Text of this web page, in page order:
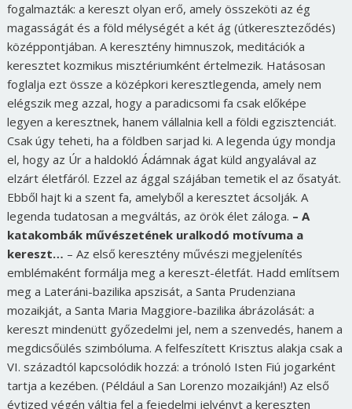
fogalmazták: a kereszt olyan erő, amely összeköti az ég
magasságát és a föld mélységét a két ág (útkereszteződés)
középpontjában. A keresztény himnuszok, meditációk a
keresztet kozmikus misztériumként értelmezik. Hatásosan
foglalja ezt össze a középkori keresztlegenda, amely nem
elégszik meg azzal, hogy a paradicsomi fa csak előképe
legyen a keresztnek, hanem vállalnia kell a földi egzisztenciát.
Csak úgy teheti, ha a földben sarjad ki. A legenda úgy mondja
el, hogy az Úr a haldokló Ádámnak ágat küld angyalával az
elzárt életfáról. Ezzel az ággal szájában temetik el az ősatyát.
Ebből hajt ki a szent fa, amelyből a keresztet ácsolják. A
legenda tudatosan a megváltás, az örök élet záloga. – A
katakombák művészetének uralkodó motívuma a
kereszt… – Az első keresztény művészi megjelenítés
emblémaként formálja meg a kereszt-életfát. Hadd említsem
meg a Lateráni-bazilika apszisát, a Santa Prudenziana
mozaikját, a Santa Maria Maggiore-bazilika ábrázolását: a
kereszt mindenütt győzedelmi jel, nem a szenvedés, hanem a
megdicsőülés szimbóluma. A felfeszített Krisztus alakja csak a
VI. századtól kapcsolódik hozzá: a trónoló Isten Fiú jogarként
tartja a kezében. (Például a San Lorenzo mozaikján!) Az első
évtized végén váltja fel a fejedelmi jelvényt a kereszten